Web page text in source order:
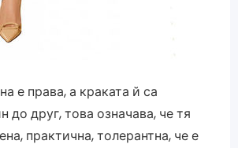
е права, а краката й са
до друг, това означава, че тя
практична, толерантна, че е